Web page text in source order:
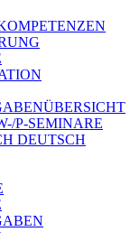
P-SEMINARE
DEUTSCH